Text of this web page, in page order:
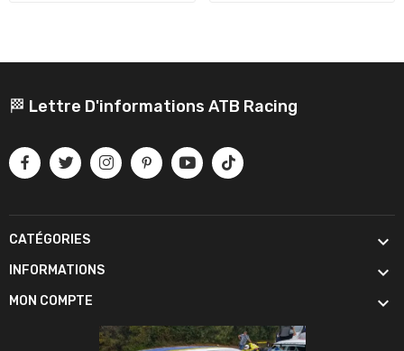
🏁 Lettre D'informations ATB Racing
CATÉGORIES 
INFORMATIONS 
MON COMPTE 